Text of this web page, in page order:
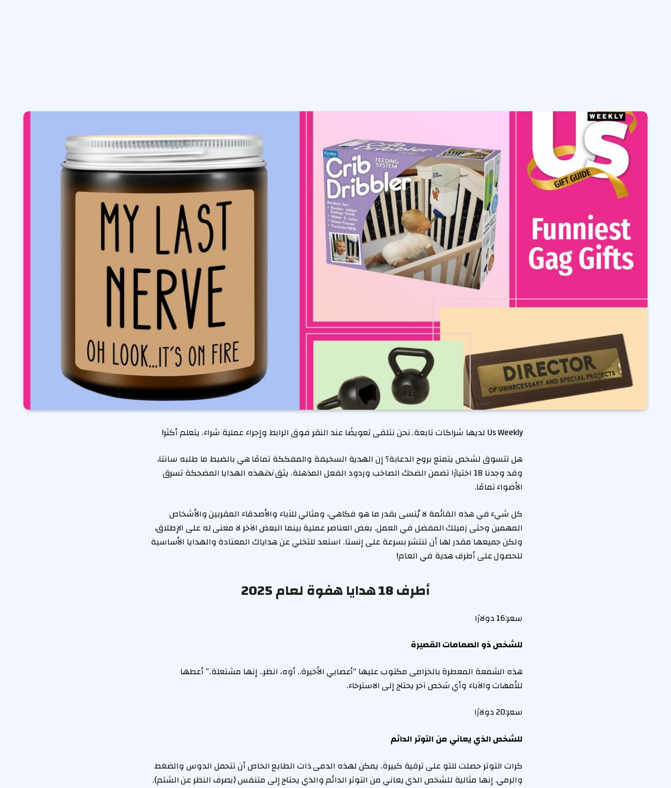
Us Weekly لديها شراكات تابعة. نحن نتلقى تعويضًا عند النقر فوق الرابط وإجراء عملية شراء. يتعلم أكثر!
هل تتسوق لشخص يتمتع بروح الدعابة؟ إن الهدية السخيفة والمفككة تمامًا هي بالضبط ما طلبه سانتا،
وقد وجدنا 18 اختيارًا تضمن الضحك الصاخب وردود الفعل المذهلة. يثق
نحنهذه الهدايا المضحكة تسرق
الأضواء تمامًا.
كل شيء في هذه القائمة لا يُنسى بقدر ما هو فكاهي، ومثالي للآباء والأصدقاء المقربين والأشخاص
المهمين وحتى زميلك المفضل في العمل. بعض العناصر عملية بينما البعض الآخر لا معنى له على الإطلاق،
ولكن جميعها مقدر لها أن تنتشر بسرعة على إنستا. استعد للتخلي عن هداياك المعتادة والهدايا الأساسية
للحصول على أطرف هدية في العام!
أطرف 18 هدايا هفوة لعام 2025
سعر:16 دولارًا
للشخص ذو الصمامات القصيرة
هذه الشمعة المعطرة بالخزامى مكتوب عليها “أعصابي الأخيرة.. أوه، انظر.. إنها مشتعلة.” أعطها
للأمهات والآباء وأي شخص آخر يحتاج إلى الاسترخاء.
سعر:20 دولارًا
للشخص الذي يعاني من التوتر الدائم
كرات التوتر حصلت للتو على ترقية كبيرة. يمكن لهذه الدمى ذات الطابع الخاص أن تتحمل الدوس والضغط
والرمي. إنها مثالية للشخص الذي يعاني من التوتر الدائم والذي يحتاج إلى متنفس (بصرف النظر عن الشتم).